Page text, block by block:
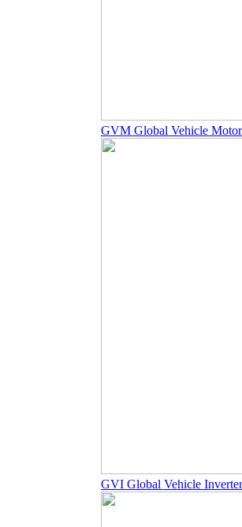
GVM Global Vehicle Motor
GVI Global Vehicle Inverter